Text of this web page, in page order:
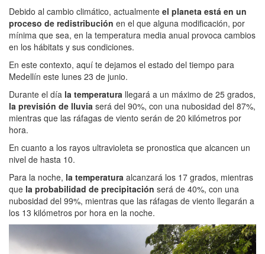
Debido al cambio climático, actualmente el planeta está en un
proceso de redistribución en el que alguna modificación, por
mínima que sea, en la temperatura media anual provoca cambios
en los hábitats y sus condiciones.
En este contexto, aquí te dejamos el estado del tiempo para
Medellín este lunes 23 de junio.
Durante el día la temperatura llegará a un máximo de 25 grados,
la previsión de lluvia será del 90%, con una nubosidad del 87%,
mientras que las ráfagas de viento serán de 20 kilómetros por
hora.
En cuanto a los rayos ultravioleta se pronostica que alcancen un
nivel de hasta 10.
Para la noche, la temperatura alcanzará los 17 grados, mientras
que la probabilidad de precipitación será de 40%, con una
nubosidad del 99%, mientras que las ráfagas de viento llegarán a
los 13 kilómetros por hora en la noche.